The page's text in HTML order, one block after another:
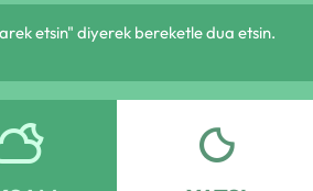
etsin" diyerek bereketle dua etsin.